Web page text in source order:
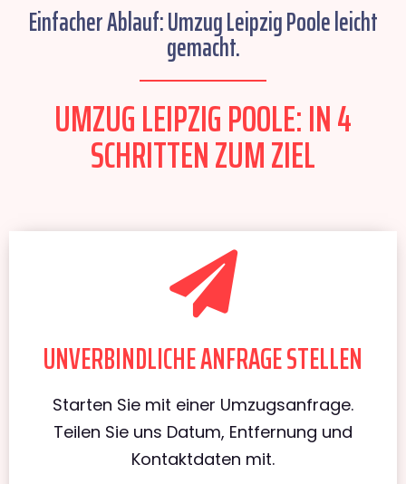
Einfacher Ablauf: Umzug Leipzig Poole leicht
gemacht.
UMZUG LEIPZIG POOLE: IN 4
SCHRITTEN ZUM ZIEL
UNVERBINDLICHE ANFRAGE STELLEN
Starten Sie mit einer Umzugsanfrage.
Teilen Sie uns Datum, Entfernung und
Kontaktdaten mit.